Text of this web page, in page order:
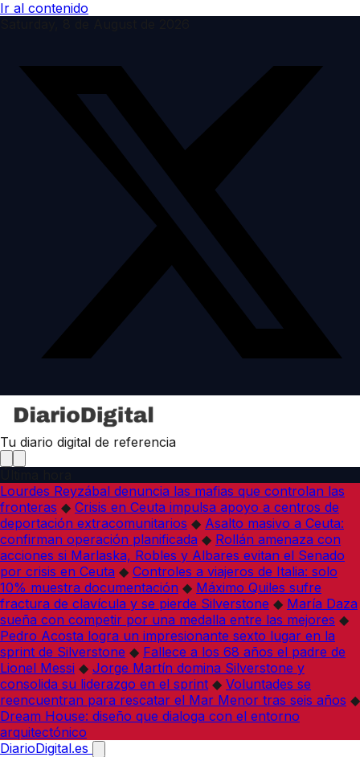
Ir al contenido
Tu diario digital de referencia
Lourdes Reyzábal denuncia las mafias que controlan las
fronteras ◆ Crisis en Ceuta impulsa apoyo a centros de
deportación extracomunitarios ◆ Asalto masivo a Ceuta:
confirman operación planificada ◆ Rollán amenaza con
acciones si Marlaska, Robles y Albares evitan el Senado
por crisis en Ceuta ◆ Controles a viajeros de Italia: solo
10% muestra documentación ◆ Máximo Quiles sufre
fractura de clavícula y se pierde Silverstone ◆ María Daza
sueña con competir por una medalla entre las mejores ◆
Pedro Acosta logra un impresionante sexto lugar en la
sprint de Silverstone ◆ Fallece a los 68 años el padre de
Lionel Messi ◆ Jorge Martín domina Silverstone y
consolida su liderazgo en el sprint ◆ Voluntades se
reencuentran para rescatar el Mar Menor tras seis años ◆
Dream House: diseño que dialoga con el entorno
arquitectónico
DiarioDigital.es